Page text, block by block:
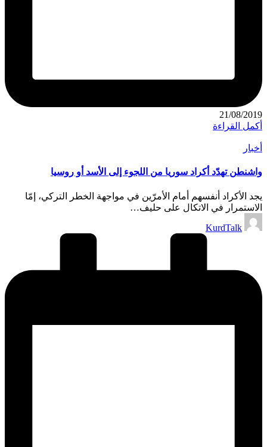
21/08/2019
أكمل القراءة
نُشر
أخبار
واشنطن تهدّد أكراد سوريا من اللجوء إلى الأسد أو روسيا
يجد الأكراد أنفسهم أمام الأمرّين في مواجهة الخطر التركي، إمّا
الاستمرار في الاتكال على حليف…
تمّ
النشرKurdTalk